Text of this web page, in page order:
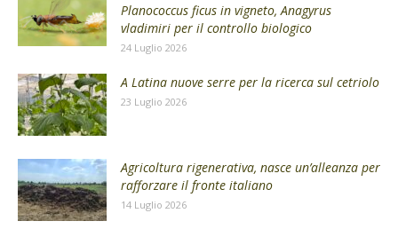
Planococcus ficus in vigneto, Anagyrus
vladimiri per il controllo biologico
24 Luglio 2026
A Latina nuove serre per la ricerca sul cetriolo
23 Luglio 2026
Agricoltura rigenerativa, nasce un’alleanza per
rafforzare il fronte italiano
14 Luglio 2026